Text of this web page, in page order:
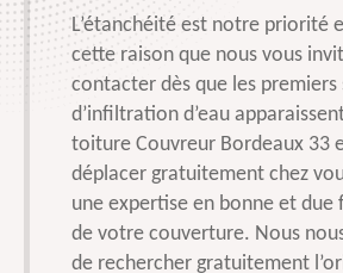
L’étanchéité est notre priorité
cette raison que nous vous
contacter dès que les premiers
d’infiltration d’eau
toiture Couvreur Bordeaux 33
déplacer gratuitement chez
une expertise en bonne et due
de votre couverture. Nous
de rechercher gratuitement